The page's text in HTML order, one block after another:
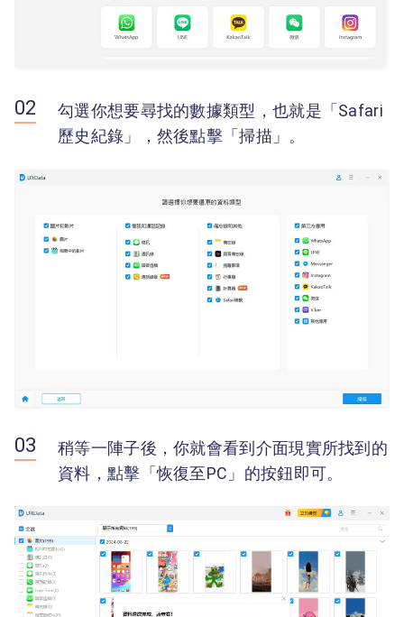
勾選你想要尋找的數據類型，也就是「Safari
歷史紀錄」，然後點擊「掃描」。
稍等一陣子後，你就會看到介面現實所找到的
資料，點擊「恢復至PC」的按鈕即可。